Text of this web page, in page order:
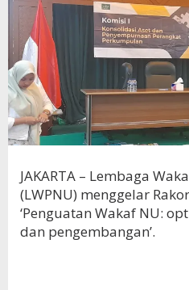
JAKARTA – Lembaga
(LWPNU) menggelar
‘Penguatan Wakaf NU:
dan pengembangan’.